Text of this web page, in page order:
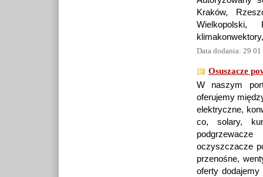
Kraków,
Wielkopolski,
Data dodania: 29
Osuszacze
W naszym
oferujemy
elektryczne,
co, solary,
oczyszczacze
przenośne,
oferty dodajemy